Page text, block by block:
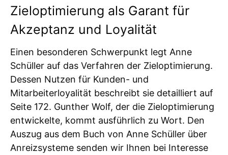
Zieloptimierung als Garant für
Akzeptanz und Loyalität
Einen besonderen Schwerpunkt legt Anne
Schüller auf das Verfahren der Zieloptimierung.
Dessen Nutzen für Kunden- und
Mitarbeiterloyalität beschreibt sie detailliert auf
Seite 172. Gunther Wolf, der die Zieloptimierung
entwickelte, kommt ausführlich zu Wort. Den
Auszug aus dem Buch von Anne Schüller über
Anreizsysteme senden wir Ihnen bei Interesse